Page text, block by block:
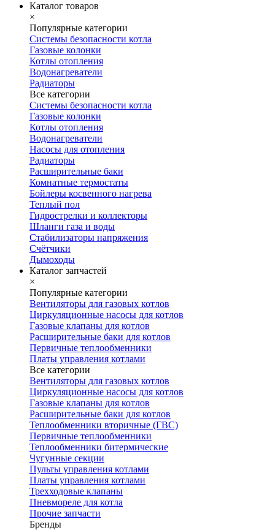
Каталог товаров
×
Популярные категории
Системы безопасности котла
Газовые колонки
Котлы отопления
Водонагреватели
Радиаторы
Все категории
Системы безопасности котла
Газовые колонки
Котлы отопления
Водонагреватели
Насосы для отопления
Радиаторы
Расширительные баки
Комнатные термостаты
Бойлеры косвенного нагрева
Теплый пол
Гидрострелки и коллекторы
Шланги газа и воды
Стабилизаторы напряжения
Счётчики
Дымоходы
Каталог запчастей
×
Популярные категории
Вентиляторы для газовых котлов
Циркуляционные насосы для котлов
Газовые клапаны для котлов
Расширительные баки для котлов
Первичные теплообменники
Платы управления котлами
Все категории
Вентиляторы для газовых котлов
Циркуляционные насосы для котлов
Газовые клапаны для котлов
Расширительные баки для котлов
Теплообменники вторичные (ГВС)
Первичные теплообменники
Теплообменники битермические
Чугунные секции
Пульты управления котлами
Платы управления котлами
Трехходовые клапаны
Пневмореле для котла
Прочие запчасти
Бренды